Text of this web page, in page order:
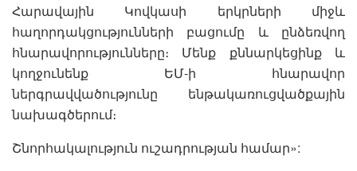
Հարավային Կովկասի երկրների միջև
հաղորդակցությունների բացումը և ընձեռվող
հնարավորությունները։ Մենք քննարկեցինք և
կողջունենք ԵՄ-ի հնարավոր
ներգրավվածությունը ենթակառուցվածքային
նախագծերում։
Շնորհակալություն ուշադրության համար»: